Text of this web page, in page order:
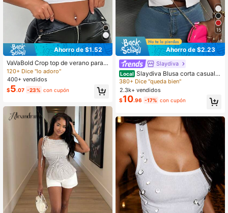
Ahorro de $1.52
VaVaBold Crop top de verano para
mujer, de unicolor, con contraste de
malla y cuello redondo
120+ Dice "lo adoro"
400+ vendidos
$5.07 -23% con cupón
15
Ahorro de $2.23
Slaydiva
Local Slaydiva Blusa corta casual d
e calle para mujer con cuello polo bl
anco y bolsillo
380+ Dice "queda bien"
2.3k+ vendidos
$10.96 -17% con cupón